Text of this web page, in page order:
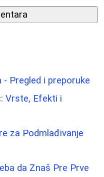
Pregled i preporuke
Vrste, Efekti i
za Podmlađivanje
da Znaš Pre Prve